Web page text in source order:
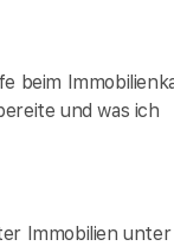
beim
und was ich
Immobilien unter